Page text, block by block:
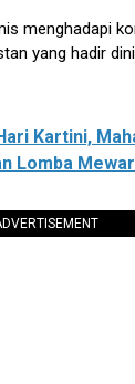
menghadapi
yang hadir
Kartini,
Lomba